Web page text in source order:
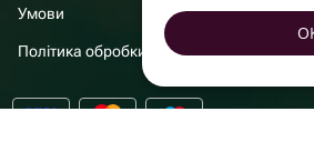
Умови
Політика обробки даних